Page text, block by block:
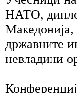
НАТО,
државните
невладини